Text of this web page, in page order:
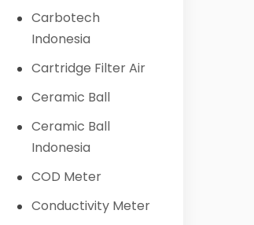
Carbotech
Indonesia
Cartridge Filter Air
Ceramic Ball
Ceramic Ball
Indonesia
COD Meter
Conductivity Meter